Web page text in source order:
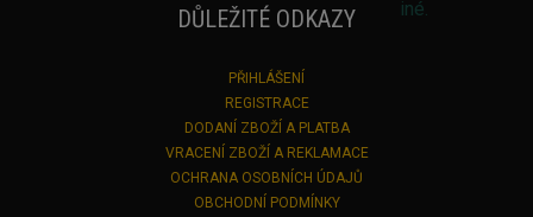
DŮLEŽITÉ ODKAZY
PŘIHLÁŠENÍ
REGISTRACE
DODANÍ ZBOŽÍ A PLATBA
VRACENÍ ZBOŽÍ A REKLAMACE
OCHRANA OSOBNÍCH ÚDAJŮ
OBCHODNÍ PODMÍNKY